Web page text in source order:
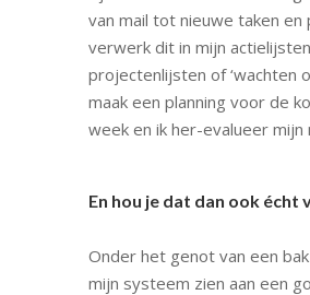
van mail tot nieuwe taken en
verwerk dit in mijn
projectenlijsten of ‘wachten
maak een planning voor de
week en ik her-evalueer mijn
En hou je dat dan ook écht
Onder het genot van een
mijn systeem zien aan een